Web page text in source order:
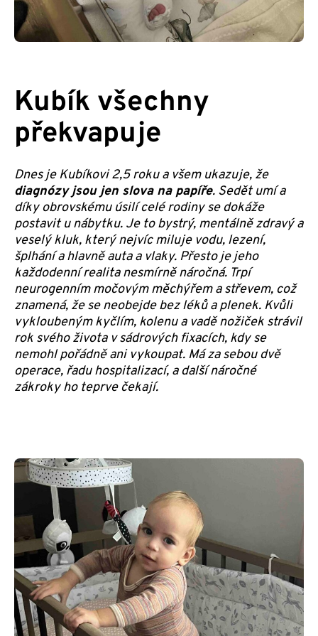
Kubík všechny
překvapuje
Dnes je Kubíkovi 2,5 roku a všem ukazuje, že
diagnózy jsou jen slova na papíře. Sedět umí a
díky obrovskému úsilí celé rodiny se dokáže
postavit u nábytku. Je to bystrý, mentálně zdravý a
veselý kluk, který nejvíc miluje vodu, lezení,
šplhání a hlavně auta a vlaky. Přesto je jeho
každodenní realita nesmírně náročná. Trpí
neurogenním močovým měchýřem a střevem, což
znamená, že se neobejde bez léků a plenek. Kvůli
vykloubeným kyčlím, kolenu a vadě nožiček strávil
rok svého života v sádrových fixacích, kdy se
nemohl pořádně ani vykoupat. Má za sebou dvě
operace, řadu hospitalizací, a další náročné
zákroky ho teprve čekají.